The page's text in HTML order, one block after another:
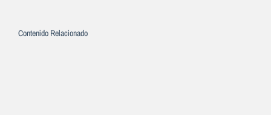
Contenido Relacionado